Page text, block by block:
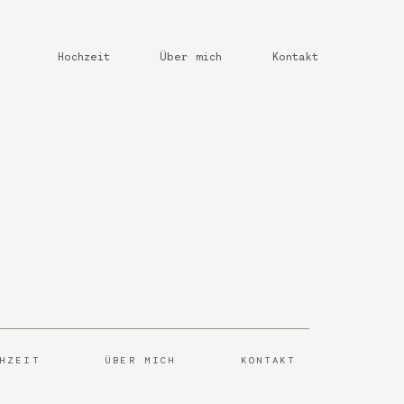
Hochzeit Über mich Kontakt
ÜBER MICH KONTAKT